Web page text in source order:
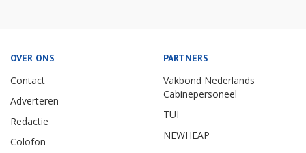
OVER ONS
Contact
Adverteren
Redactie
Colofon
PARTNERS
Vakbond Nederlands
Cabinepersoneel
TUI
NEWHEAP